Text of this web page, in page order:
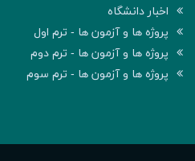
اخبار دانشگاه
پروژه ها و آزمون ها - ترم اول
پروژه ها و آزمون ها - ترم دوم
پروژه ها و آزمون ها - ترم سوم